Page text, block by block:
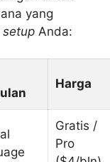
yang
setup Anda:
Harga
Gratis /
Pro